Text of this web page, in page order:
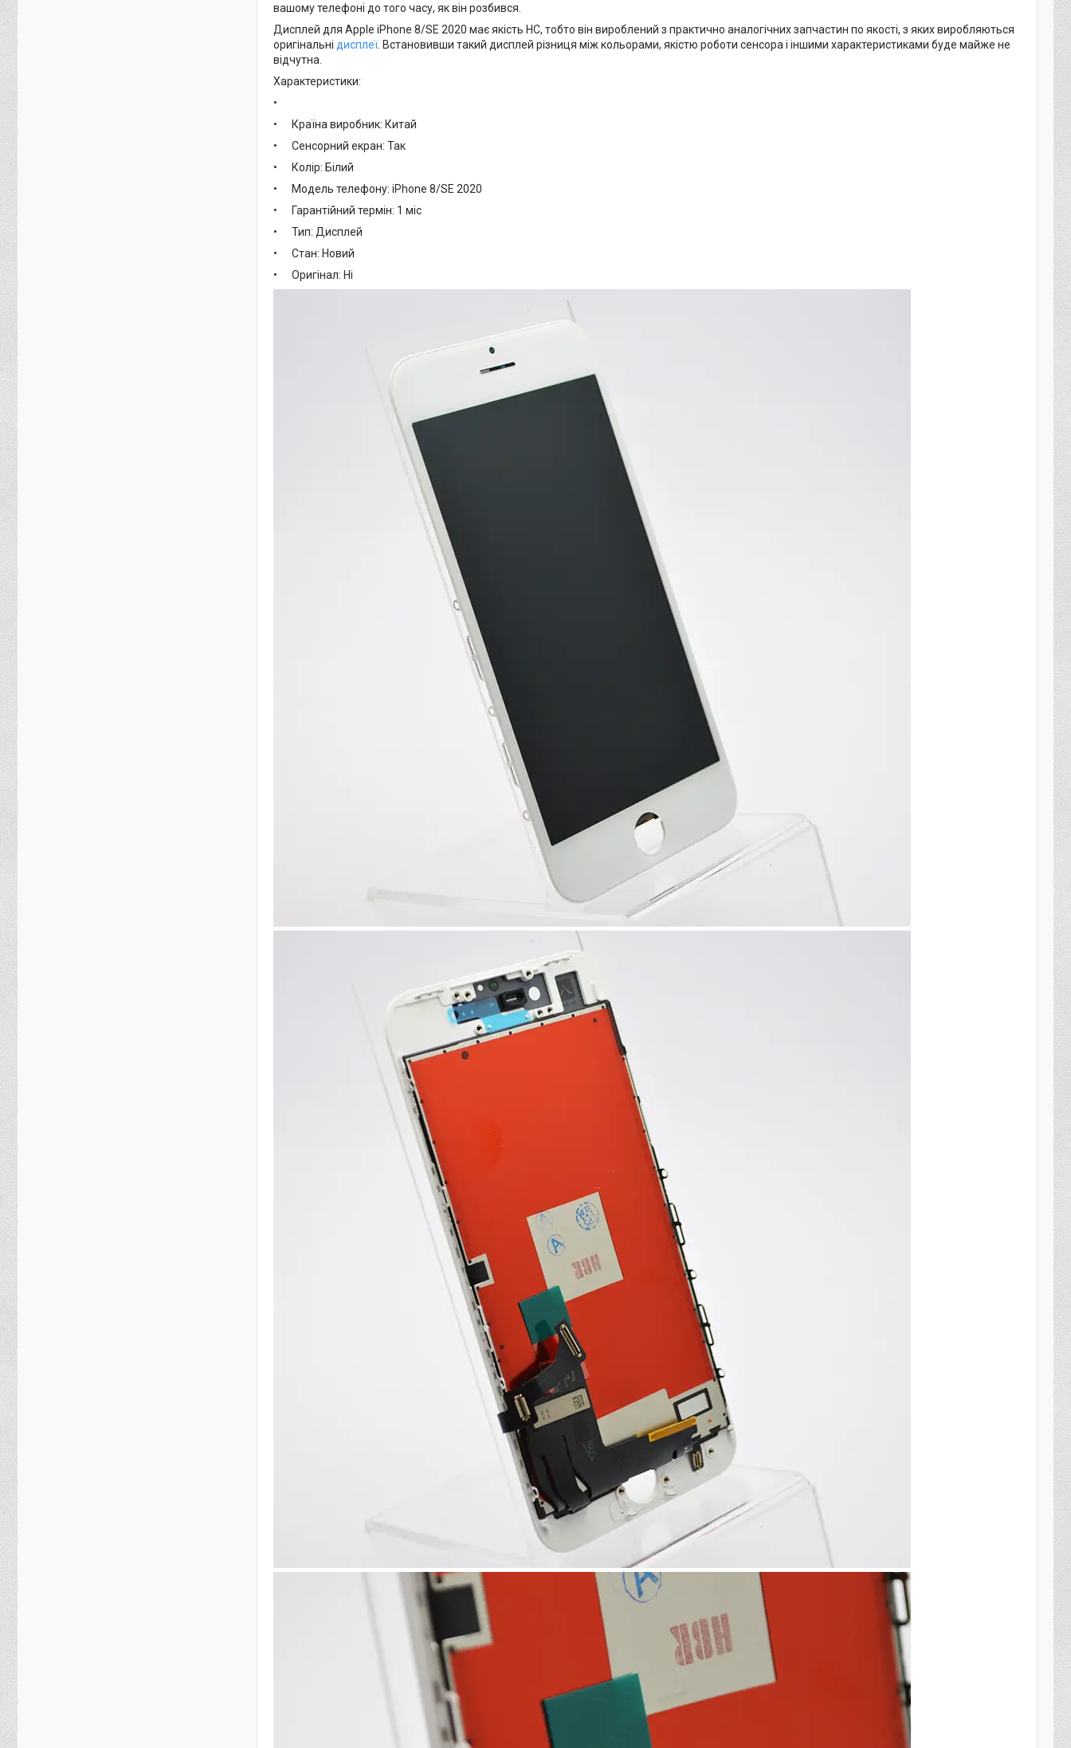
вашому телефоні до того часу, як він розбився.
Дисплей для Apple iPhone 8/SE 2020 має якість HC, тобто він вироблений з практично аналогічних запчастин по якості, з яких виробляються
оригінальні дисплеї . Встановивши такий дисплей різниця між кольорами, якістю роботи сенсора і іншими характеристиками буде майже не
відчутна.
Характеристики:
•
• Країна виробник: Китай
• Сенсорний екран: Так
• Колір: Білий
• Модель телефону: iPhone 8/SE 2020
• Гарантійний термін: 1 міс
• Тип: Дисплей
• Стан: Новий
• Оригінал: Ні